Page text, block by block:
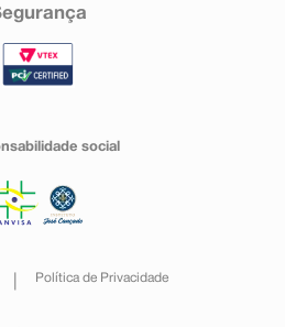
social
Política de Privacidade